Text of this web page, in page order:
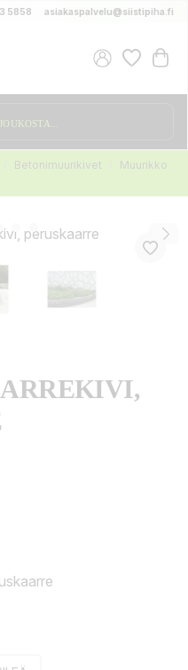
5858 asiakaspalvelu@siistipiha.fi
Betonimuurikivet
Muurikko